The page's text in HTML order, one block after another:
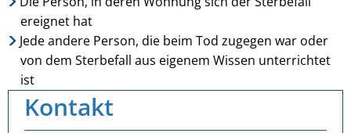
ereignet hat
Jede andere Person, die beim Tod zugegen war oder
von dem Sterbefall aus eigenem Wissen unterrichtet
ist
Kontakt